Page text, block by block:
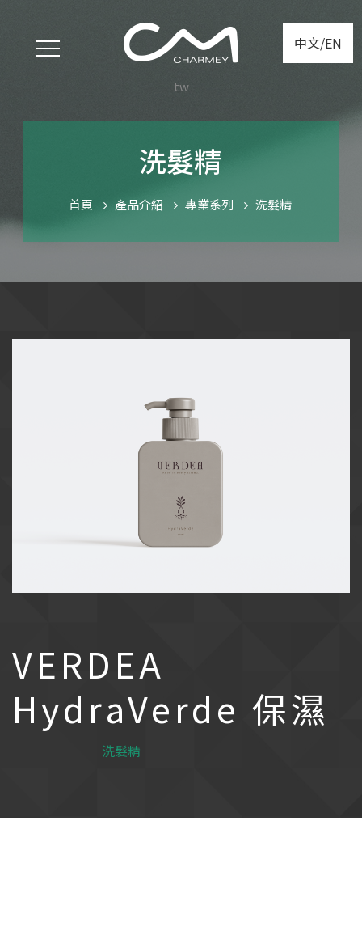
tw
中文/EN
洗髮精
首頁 產品介紹 專業系列 洗髮精
VERDEA
HydraVerde 保濕
洗髮精